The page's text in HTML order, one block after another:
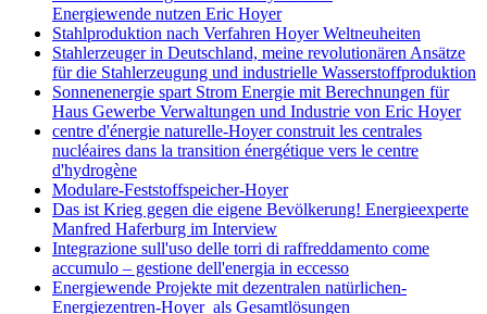
Energiewende nutzen Eric Hoyer
Stahlproduktion nach Verfahren Hoyer Weltneuheiten
Stahlerzeuger in Deutschland, meine revolutionären Ansätze
für die Stahlerzeugung und industrielle Wasserstoffproduktion
Sonnenenergie spart Strom Energie mit Berechnungen für
Haus Gewerbe Verwaltungen und Industrie von Eric Hoyer
centre d'énergie naturelle-Hoyer construit les centrales
nucléaires dans la transition énergétique vers le centre
d'hydrogène
Modulare-Feststoffspeicher-Hoyer
Das ist Krieg gegen die eigene Bevölkerung! Energieexperte
Manfred Haferburg im Interview
Integrazione sull'uso delle torri di raffreddamento come
accumulo – gestione dell'energia in eccesso
Energiewende Projekte mit dezentralen natürlichen-
Energiezentren-Hoyer als Gesamtlösungen